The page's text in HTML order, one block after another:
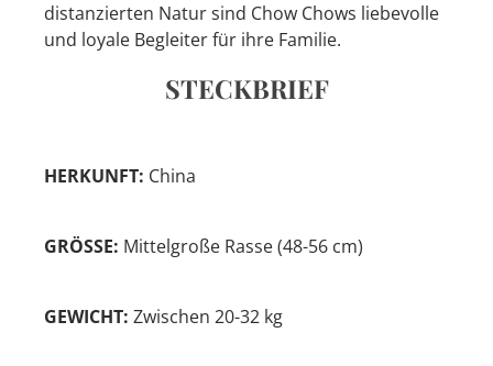
distanzierten Natur sind Chow Chows liebevolle
und loyale Begleiter für ihre Familie.
STECKBRIEF
HERKUNFT: China
GRÖSSE: Mittelgroße Rasse (48-56 cm)
GEWICHT: Zwischen 20-32 kg